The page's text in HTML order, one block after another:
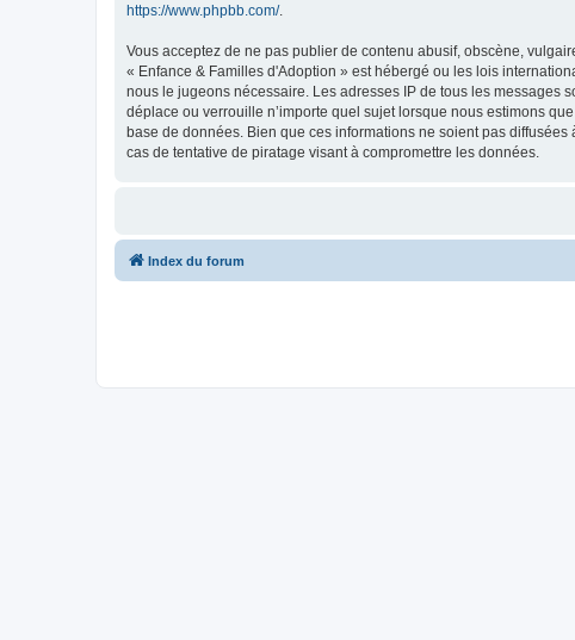
https://www.phpbb.com/.
Vous acceptez de ne pas publier de contenu abusif, obscène,
« Enfance & Familles d'Adoption » est hébergé ou les lois
nous le jugeons nécessaire. Les adresses IP de tous les messages
déplace ou verrouille n’importe quel sujet lorsque nous estimons
base de données. Bien que ces informations ne soient pas
cas de tentative de piratage visant à compromettre les données.
Index du forum